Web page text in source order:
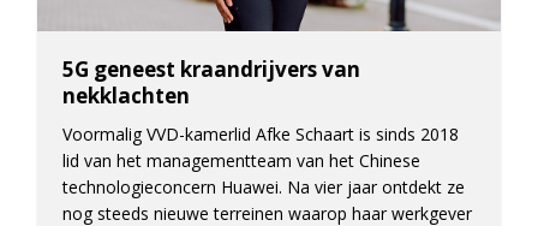
5G geneest kraandrijvers van
nekklachten
Voormalig VVD-kamerlid Afke Schaart is sinds 2018
lid van het managementteam van het Chinese
technologieconcern Huawei. Na vier jaar ontdekt ze
nog steeds nieuwe terreinen waarop haar werkgever